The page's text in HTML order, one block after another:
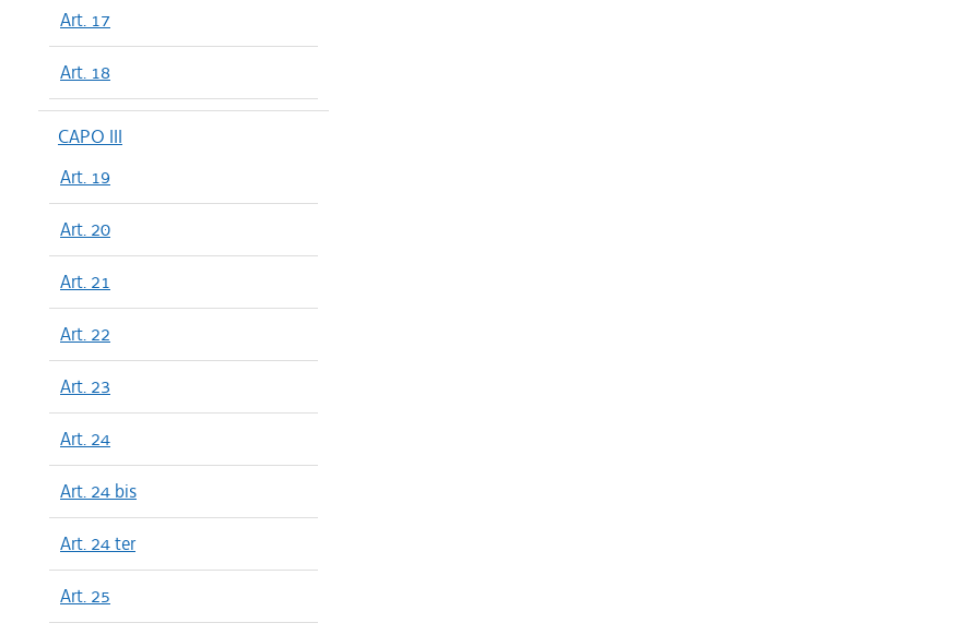
Art. 17
Art. 18
CAPO III
Art. 19
Art. 20
Art. 21
Art. 22
Art. 23
Art. 24
Art. 24 bis
Art. 24 ter
Art. 25